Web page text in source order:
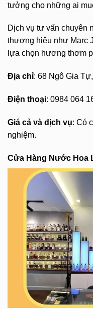
tưởng cho những ai
Dịch vụ tư vấn chuyên
thương hiệu như Marc
lựa chọn hương thơm
Địa chỉ: 68 Ngô Gia
Điện thoại: 0984 064
Giá cả và dịch vụ: Có
nghiệm.
Cửa Hàng Nước Hoa